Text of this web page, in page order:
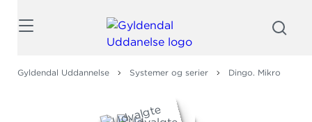
Gyldendal Uddannelse Systemer og serier Dingo. Mikro